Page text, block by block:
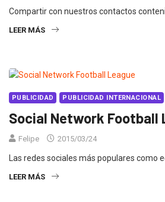
Compartir con nuestros contactos
LEER MÁS
PUBLICIDAD PUBLICIDAD INTERNACIONAL
Social Network Football
Felipe 2015/03/24
Las redes sociales más populares como
LEER MÁS